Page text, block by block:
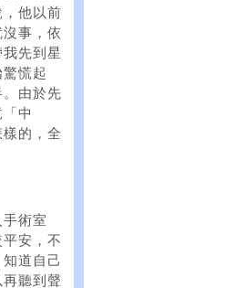
他以前
事，依
先到星
慌起
由於先
中
的，全
術室
安，不
道自己
聽到聲